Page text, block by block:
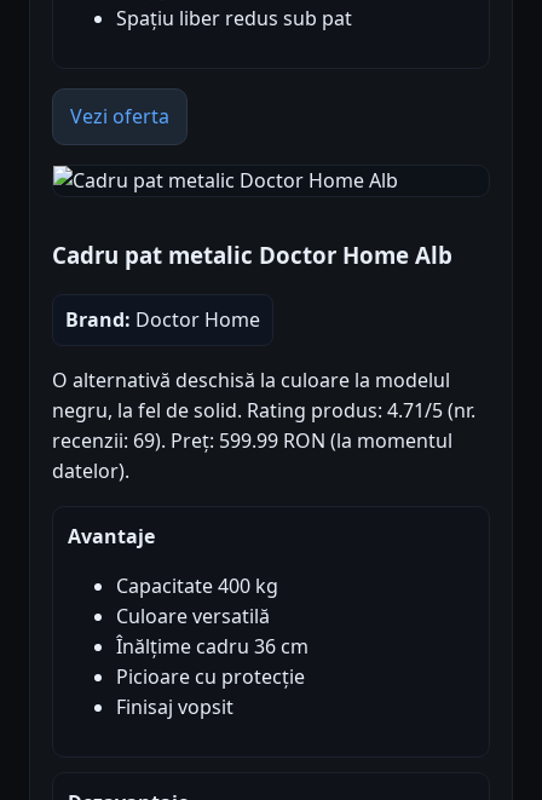
Spațiu liber redus sub pat
Vezi oferta
Cadru pat metalic Doctor Home Alb
Brand: Doctor Home
O alternativă deschisă la culoare la modelul
negru, la fel de solid. Rating produs: 4.71/5 (nr.
recenzii: 69). Preț: 599.99 RON (la momentul
datelor).
Avantaje
Capacitate 400 kg
Culoare versatilă
Înălțime cadru 36 cm
Picioare cu protecție
Finisaj vopsit